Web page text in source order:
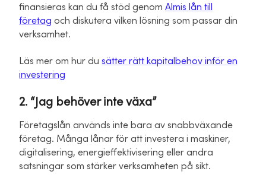
finansieras kan du få stöd genom Almis lån till
företag och diskutera vilken lösning som passar din
verksamhet.
Läs mer om hur du sätter rätt kapitalbehov inför en
investering
2. “Jag behöver inte växa”
Företagslån används inte bara av snabbväxande
företag. Många lånar för att investera i maskiner,
digitalisering, energieffektivisering eller andra
satsningar som stärker verksamheten på sikt.